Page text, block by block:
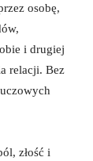
osobę,
i drugiej
relacji. Bez
złość i